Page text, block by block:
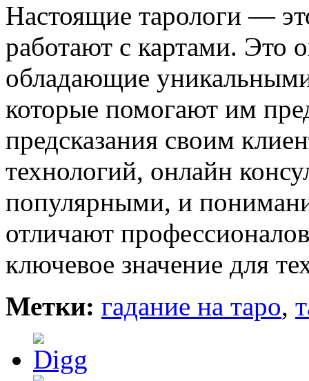
Настоящие тарологи —
работают с картами. Это
обладающие
которые помогают им
предсказания своим
технологий, онлайн
популярными, и
отличают
ключевое значение для
Метки: гадание на таро,